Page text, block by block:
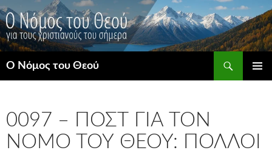
Μετάβαση
σε
περιεχόμενο
Ο Νόμος του Θεού
0097 – ΠΟΣΤ ΓΙΑ ΤΟΝ
ΝΌΜΟ ΤΟΥ ΘΕΟΎ: ΠΟΛΛΟΊ